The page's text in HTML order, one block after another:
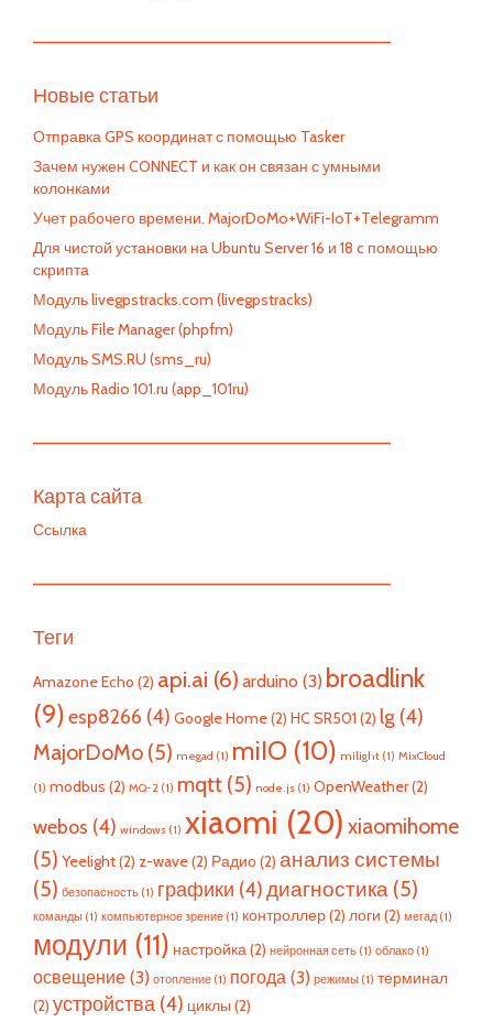
—————————————————————————
Новые статьи
Отправка GPS координат с помощью Tasker
Зачем нужен CONNECT и как он связан с умными
колонками
Учет рабочего времени. MajorDoMo+WiFi-IoT+Telegramm
Для чистой установки на Ubuntu Server 16 и 18 c помощью
скрипта
Модуль livegpstracks.com (livegpstracks)
Модуль File Manager (phpfm)
Модуль SMS.RU (sms_ru)
Модуль Radio 101.ru (app_101ru)
—————————————————————————
Карта сайта
Ссылка
—————————————————————————
Теги
Amazone Echo (2) api.ai (6) arduino (3) broadlink
(9)esp8266 (4) Google Home(2) HC SR501 (2) lg (4)
MajorDoMo (5) megad (1) miIO (10) milight (1) MixCloud
(1) modbus (2) MQ-2 (1) mqtt (5) node.js (1) OpenWeather(2)
webos (4) windows (1) xiaomi (20) xiaomihome
(5) Yeelight(2) z-wave(2) Радио(2) анализ системы
(5) безопасность (1) графики (4)диагностика (5)
команды (1) компьютерное зрение (1) контроллер(2) логи (2) мегад(1)
модули (11) настройка (2) нейронная сеть (1) облако (1)
освещение (3) отопление (1) погода (3) режимы (1) терминал
(2) устройства (4) циклы (2)